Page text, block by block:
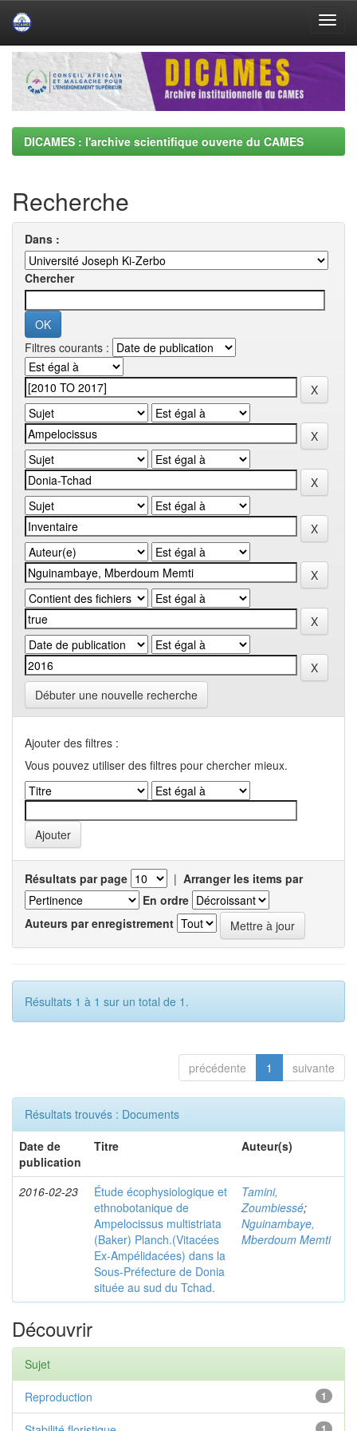
Skip
navigation
DICAMES : l'archive scientifique ouverte du CAMES
Recherche
Dans :
Chercher
Filtres courants :
Débuter une nouvelle recherche
Ajouter des filtres :
Vous pouvez utiliser des filtres pour chercher mieux.
Résultats par page | Arranger les items par
En ordre
Auteurs par enregistrement
Résultats 1 à 1 sur un total de 1.
précédente 1 suivante
Résultats trouvés : Documents
Date de
publication
Titre Auteur(s)
2016-02-23
Étude écophysiologique et
ethnobotanique de
Ampelocissus multistriata
(Baker) Planch.(Vitacées
Ex-Ampélidacées) dans la
Sous-Préfecture de Donia
située au sud du Tchad.
Tamini,
Zoumbiessé;
Nguinambaye,
Mberdoum Memti
Découvrir
Sujet
1
Reproduction